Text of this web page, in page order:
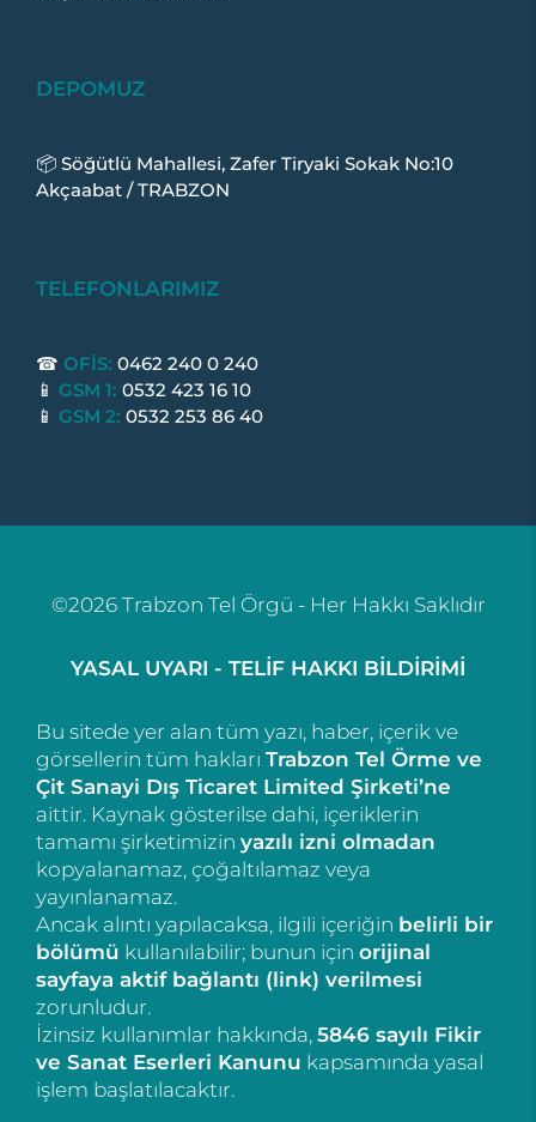
DEPOMUZ
📦 Söğütlü Mahallesi, Zafer Tiryaki Sokak No:10
Akçaabat / TRABZON
TELEFONLARIMIZ
☎ OFİS: 0462 240 0 240
📱 GSM 1: 0532 423 16 10
📱 GSM 2: 0532 253 86 40
©2026 Trabzon Tel Örgü - Her Hakkı Saklıdır
YASAL UYARI - TELİF HAKKI BİLDİRİMİ
Bu sitede yer alan tüm yazı, haber, içerik ve
görsellerin tüm hakları Trabzon Tel Örme ve
Çit Sanayi Dış Ticaret Limited Şirketi’ne
aittir. Kaynak gösterilse dahi, içeriklerin
tamamı şirketimizin yazılı izni olmadan
kopyalanamaz, çoğaltılamaz veya
yayınlanamaz.
Ancak alıntı yapılacaksa, ilgili içeriğin belirli bir
bölümü kullanılabilir; bunun için orijinal
sayfaya aktif bağlantı (link) verilmesi
zorunludur.
İzinsiz kullanımlar hakkında, 5846 sayılı Fikir
ve Sanat Eserleri Kanunu kapsamında yasal
işlem başlatılacaktır.